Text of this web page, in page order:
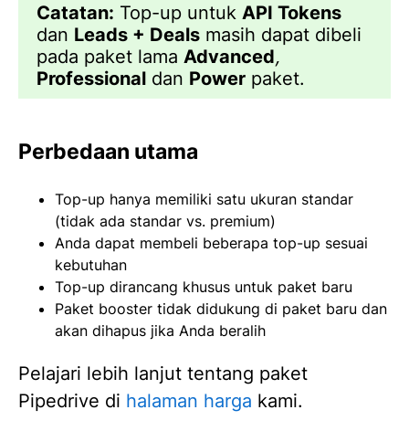
Catatan: Top-up untuk API Tokens
dan Leads + Deals masih dapat dibeli
pada paket lama Advanced,
Professional dan Power paket.
Perbedaan utama
Top-up hanya memiliki satu ukuran standar
(tidak ada standar vs. premium)
Anda dapat membeli beberapa top-up sesuai
kebutuhan
Top-up dirancang khusus untuk paket baru
Paket booster tidak didukung di paket baru dan
akan dihapus jika Anda beralih
Pelajari lebih lanjut tentang paket
Pipedrive di halaman harga kami.